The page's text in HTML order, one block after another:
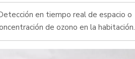
en tiempo real de espacio o
de ozono en la habitación.